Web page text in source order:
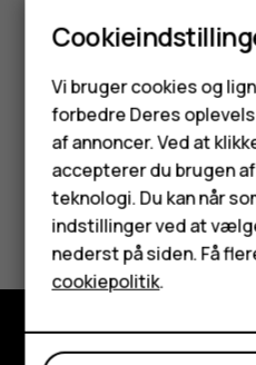
Feature-
Tilbehør
HMD Terra M
Tablets
Min konto
Tryk på Indstillinger>System
24-timersformattil.
Synes du, dette var
Ja Nej
Vi bruger cookies og
forbedre Deres
af annoncer. Ved at
accepterer du brugen
teknologi. Du kan når
indstillinger ved at
nederst på siden. Få
cookiepolitik.